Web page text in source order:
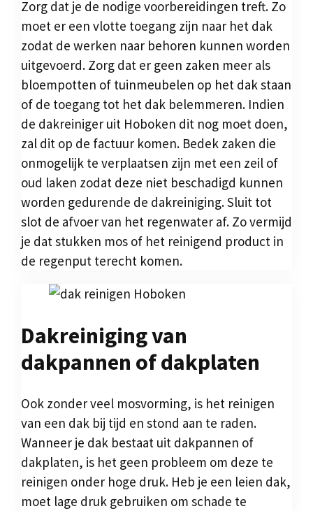
Zorg dat je de nodige voorbereidingen treft. Zo
moet er een vlotte toegang zijn naar het dak
zodat de werken naar behoren kunnen worden
uitgevoerd. Zorg dat er geen zaken meer als
bloempotten of tuinmeubelen op het dak staan
of de toegang tot het dak belemmeren. Indien
de dakreiniger uit Hoboken dit nog moet doen,
zal dit op de factuur komen. Bedek zaken die
onmogelijk te verplaatsen zijn met een zeil of
oud laken zodat deze niet beschadigd kunnen
worden gedurende de dakreiniging. Sluit tot
slot de afvoer van het regenwater af. Zo vermijd
je dat stukken mos of het reinigend product in
de regenput terecht komen.
Dakreiniging van
dakpannen of dakplaten
Ook zonder veel mosvorming, is het reinigen
van een dak bij tijd en stond aan te raden.
Wanneer je dak bestaat uit dakpannen of
dakplaten, is het geen probleem om deze te
reinigen onder hoge druk. Heb je een leien dak,
moet lage druk gebruiken om schade te